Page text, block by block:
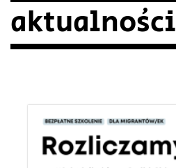
aktualności